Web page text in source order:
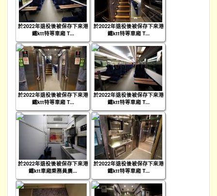
於2022年退役後被保存下來港
鐵ktt特等車廂 T...
於2022年退役後被保存下來港
鐵ktt特等車廂 T...
於2022年退役後被保存下來港
鐵ktt特等車廂 T...
於2022年退役後被保存下來港
鐵ktt特等車廂 T...
於2022年退役後被保存下來港
鐵ktt車廂乘務員廣...
於2022年退役後被保存下來港
鐵ktt特等車廂 T...